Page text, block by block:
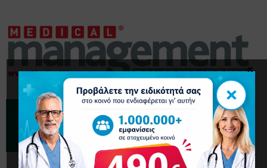
×
×